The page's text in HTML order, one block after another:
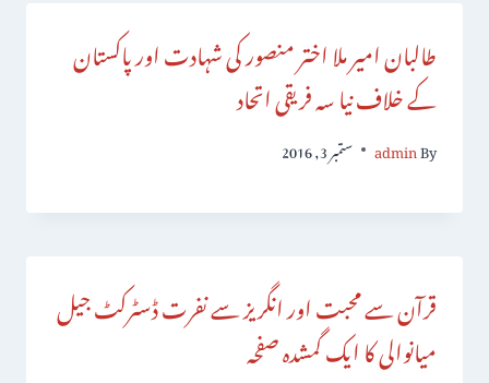
طالبان امیر ملا اختر منصور کی شہادت اور پاکستان
کے خلاف نیا سہ فریقی اتحاد
By
admin ستمبر 3, 2016
قرآن سے محبت اور انگریز سے نفرت ڈسٹرکٹ جیل
میانوالی کا ایک گمشدہ صفحہ